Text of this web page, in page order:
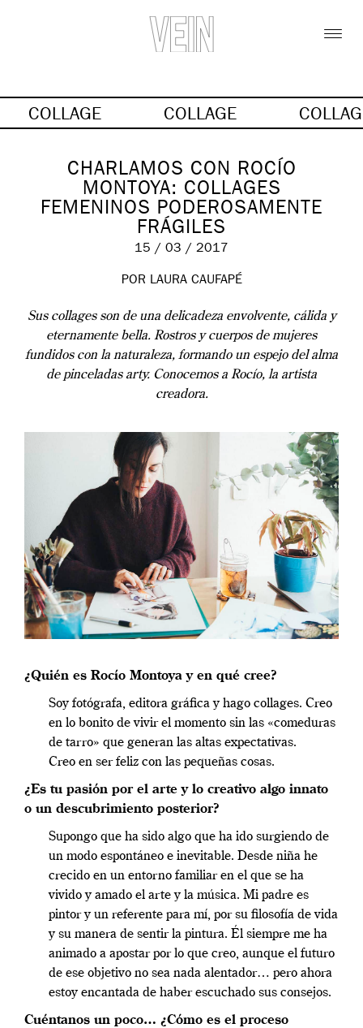
COLLAGE COLLAGE
CHARLAMOS CON ROCÍO
MONTOYA: COLLAGES
FEMENINOS PODEROSAMENTE
FRÁGILES
15 / 03 / 2017
POR LAURA CAUFAPÉ
Sus collages son de una delicadeza envolvente, cálida y
eternamente bella. Rostros y cuerpos de mujeres
fundidos con la naturaleza, formando un espejo del alma
de pinceladas arty. Conocemos a Rocío, la artista
creadora.
¿Quién es Rocío Montoya y en qué cree?
Soy fotógrafa, editora gráfica y hago collages. Creo
en lo bonito de vivir el momento sin las «comeduras
de tarro» que generan las altas expectativas.
Creo en ser feliz con las pequeñas cosas.
¿Es tu pasión por el arte y lo creativo algo innato
o un descubrimiento posterior?
Supongo que ha sido algo que ha ido surgiendo de
un modo espontáneo e inevitable. Desde niña he
crecido en un entorno familiar en el que se ha
vivido y amado el arte y la música. Mi padre es
pintor y un referente para mí, por su filosofía de vida
y su manera de sentir la pintura. Él siempre me ha
animado a apostar por lo que creo, aunque el futuro
de ese objetivo no sea nada alentador… pero ahora
estoy encantada de haber escuchado sus consejos.
Cuéntanos un poco… ¿Cómo es el proceso